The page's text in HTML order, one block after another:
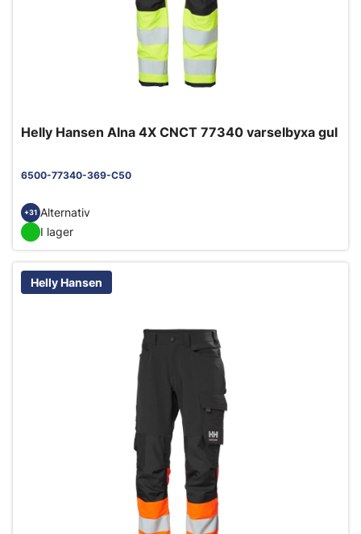
Helly Hansen Alna 4X CNCT 77340 varselbyxa gul
6500-77340-369-C50
+31 Alternativ
I lager
Helly Hansen